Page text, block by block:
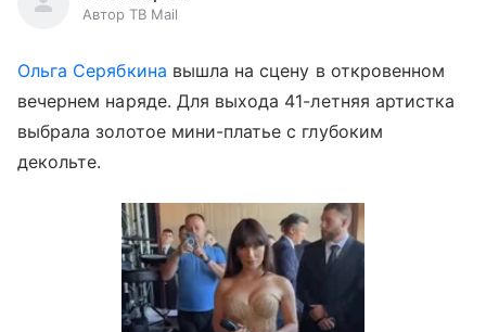
Автор ТВ Mail
Ольга Серябкина вышла на сцену в откровенном
вечернем наряде. Для выхода 41-летняя артистка
выбрала золотое мини-платье с глубоким
декольте.